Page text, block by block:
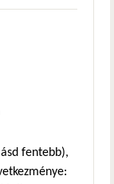
hivatkozás)
fentebb),